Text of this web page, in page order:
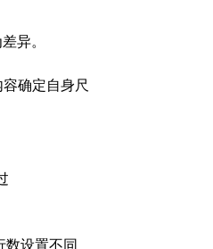
异。
确定自身尺
数设置不同